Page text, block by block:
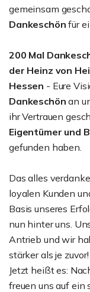
gemeinsam
Dankeschön für
200 Mal
der Heinz von
Hessen - Eure
Dankeschön an
ihr Vertrauen
Eigentümer und
gefunden haben.
Das alles
loyalen Kunden
Basis unseres
nun hinter uns.
Antrieb und wir
stärker als je
Jetzt heißt es:
freuen uns auf ein